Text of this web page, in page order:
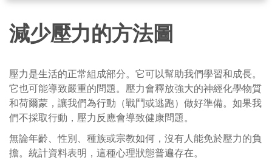
減少壓力的方法圖
壓力是生活的正常組成部分。它可以幫助我們學習和成長。
它也可能導致嚴重的問題。壓力會釋放強大的神經化學物質
和荷爾蒙，讓我們為行動（戰鬥或逃跑）做好準備。如果我
們不採取行動，壓力反應會導致健康問題。
無論年齡、性別、種族或宗教如何，沒有人能免於壓力的負
擔。統計資料表明，這種心理狀態普遍存在。